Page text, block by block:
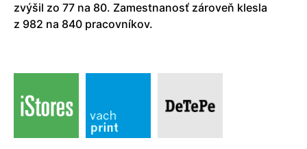
zvýšil zo 77 na 80. Zamestnanosť zároveň klesla
z 982 na 840 pracovníkov.